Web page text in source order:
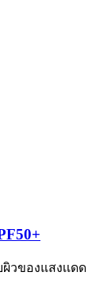
วของแสงเเดด